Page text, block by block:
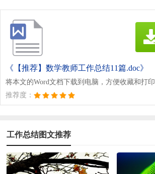
《【推荐】数学教师工作总结11篇.doc》
将本文的Word文档下载到电脑，方便收藏和打印
推荐度：
工作总结图文推荐